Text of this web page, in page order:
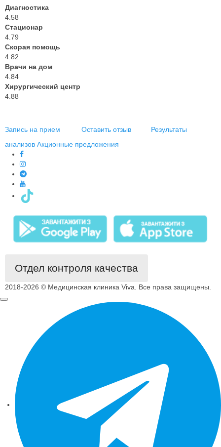
Диагностика
4.58
Стационар
4.79
Скорая помощь
4.82
Врачи на дом
4.84
Хирургический центр
4.88
Запись на прием Оставить отзыв
Результаты
анализов Акционные предложения
Отдел контроля качества
2018-2026 © Медицинская клиника Viva. Все права защищены.